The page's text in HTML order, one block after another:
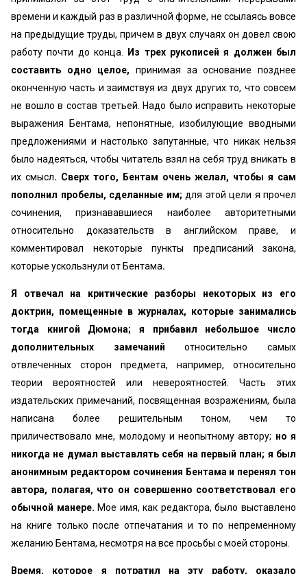
времени и каждый раз в различной форме, не ссылаясь вовсе
на предыдущие труды, причем в двух случаях он довел свою
работу почти до конца.
Из трех рукописей я должен был
составить одно целое, принимая за основание позднее
оконченную часть и заимствуя из двух других то, что совсем
не вошло в состав третьей. Надо было исправить некоторые
выражения Бентама, непонятные, изобилующие вводными
предложениями и настолько запутанные, что никак нельзя
было надеяться, чтобы читатель взял на себя труд вникать в
их смысл. Сверх того, Бентам очень желал, чтобы я сам
пополнил пробелы, сделанные им; для этой цели я прочел
сочинения, признававшиеся наиболее авторитетными
относительно доказательств в английском праве, и
комментировал некоторые пункты предписаний закона,
которые ускользнули от Бентама.
Я отвечал на критические разборы некоторых из его
доктрин, помещенные в журналах, которые занимались
тогда книгой Дюмона; я прибавил небольшое число
дополнительных замечанийотносительно самых
отвлеченных сторон предмета, например, относительно
теории вероятностей или невероятностей. Часть этих
издательских примечаний, посвященная возражениям, была
написана более решительным тоном, чем то
приличествовало мне, молодому и неопытному автору; но я
никогда не думал выставлять себя на первый план; я был
анонимным редактором сочинения Бентама и перенял тон
автора, полагая, что он совершенно соответствовал его
обычной манере. Мое имя, как редактора, было выставлено
на книге только после отпечатания и то по непременному
желанию Бентама, несмотря на все просьбы с моей стороны.
Время, которое я потратил на эту работу, оказало